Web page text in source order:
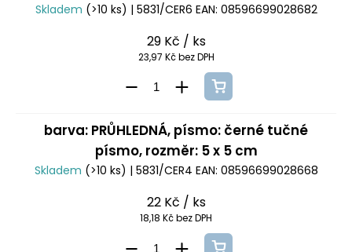
Skladem (>10 ks) | 5831/CER6 EAN: 08596699028682
29 Kč / ks
23,97 Kč bez DPH
barva: PRŮHLEDNÁ, písmo: černé tučné
písmo, rozměr: 5 x 5 cm
Skladem (>10 ks) | 5831/CER4 EAN: 08596699028668
22 Kč / ks
18,18 Kč bez DPH